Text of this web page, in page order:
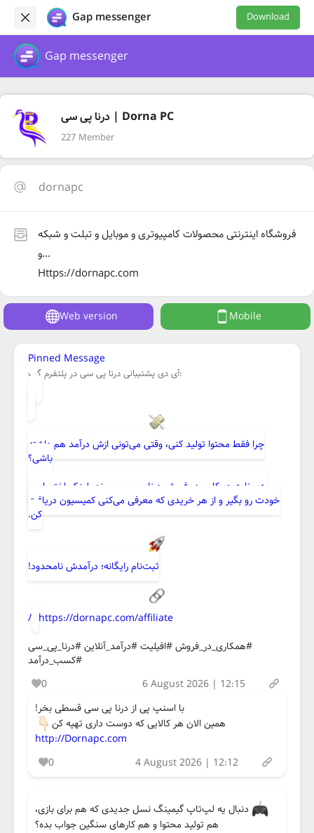
Gap messenger Download
Gap messenger
درنا پی سی | Dorna PC
227 Member
dornapc
فروشگاه اینترنتی محصولات کامپیوتری و موبایل و تبلت و شبکه
و...
Https://dornapc.com
Web version Mobile
Pinned Message
آی دی پشتیبانی درنا پی سی در پلتفرم گپ:
چرا فقط محتوا تولید کنی، وقتی می‌تونی ازش درآمد هم داشته
باشی؟
به برنامه همکاری در فروش درنا پی‌سی بپیوند، لینک اختصاصی
خودت رو بگیر و از هر خریدی که معرفی می‌کنی کمیسیون دریافت
کن.
ثبت‌نام رایگانه؛ درآمدش نامحدود!
https://dornapc.com/affiliate/
#همکاری_در_فروش #افیلیت #درآمد_آنلاین #درنا_پی_سی
#کسب_درآمد
0
6 August 2026 | 12:15
با اسنپ پی از درنا پی سی قسطی بخر!
همین الان هر کالایی که دوست داری تهیه کن
http://Dornapc.com
0
4 August 2026 | 12:12
دنبال یه لپ‌تاپ گیمینگ نسل جدیدی که هم برای بازی،
هم تولید محتوا و هم کارهای سنگین جواب بده؟